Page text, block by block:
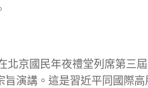
京國民年夜禮堂列席第三屆
演講。這是習近平同國際高